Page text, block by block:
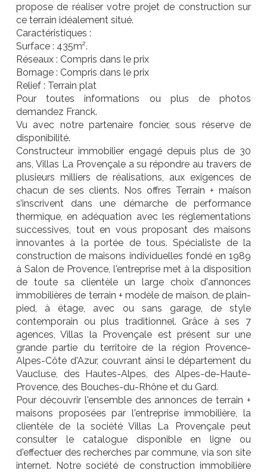
propose de réaliser votre projet de construction sur
ce terrain idéalement situé.
Caractéristiques :
Surface : 435m².
Réseaux : Compris dans le prix
Bornage : Compris dans le prix
Relief : Terrain plat
Pour toutes informations ou plus de photos
demandez Franck.
Vu avec notre partenaire foncier, sous réserve de
disponibilité.
Constructeur immobilier engagé depuis plus de 30
ans, Villas La Provençale a su répondre au travers de
plusieurs milliers de réalisations, aux exigences de
chacun de ses clients. Nos offres Terrain + maison
s’inscrivent dans une démarche de performance
thermique, en adéquation avec les réglementations
successives, tout en vous proposant des maisons
innovantes à la portée de tous. Spécialiste de la
construction de maisons individuelles fondé en 1989
à Salon de Provence, l'entreprise met à la disposition
de toute sa clientèle un large choix d'annonces
immobilières de terrain + modèle de maison, de plain-
pied, à étage, avec ou sans garage, de style
contemporain ou plus traditionnel. Grâce à ses 7
agences, Villas la Provençale est présent sur une
grande partie du territoire de la région Provence-
Alpes-Côte d'Azur, couvrant ainsi le département du
Vaucluse, des Hautes-Alpes, des Alpes-de-Haute-
Provence, des Bouches-du-Rhône et du Gard.
Pour découvrir l'ensemble des annonces de terrain +
maisons proposées par l'entreprise immobilière, la
clientèle de la société Villas La Provençale peut
consulter le catalogue disponible en ligne ou
d'effectuer des recherches par commune, via son site
internet. Notre société de construction immobilière